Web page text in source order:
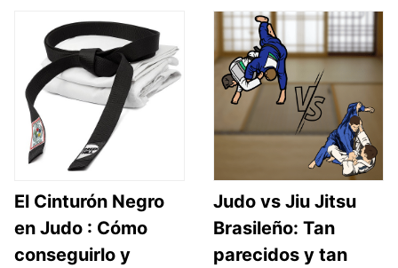
El Cinturón Negro
en Judo : Cómo
conseguirlo y
Judo vs Jiu Jitsu
Brasileño: Tan
parecidos y tan